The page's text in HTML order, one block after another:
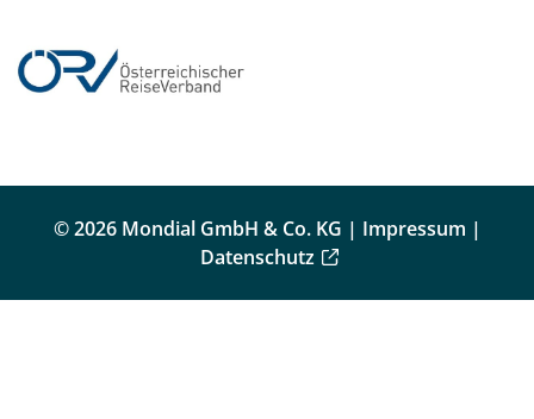
© 2026 Mondial GmbH & Co. KG | Impressum |
Datenschutz